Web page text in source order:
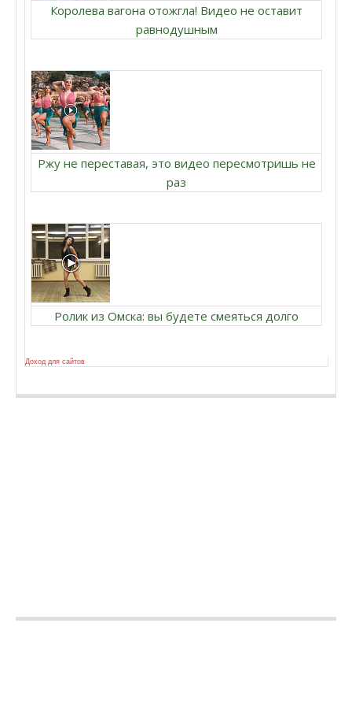
Королева вагона отожгла! Видео не оставит
равнодушным
Ржу не переставая, это видео пересмотришь не
раз
Ролик из Омска: вы будете смеяться долго
Доход для сайтов